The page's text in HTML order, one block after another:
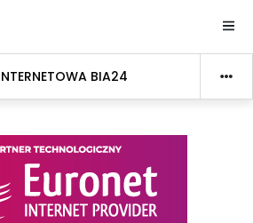
BIA24